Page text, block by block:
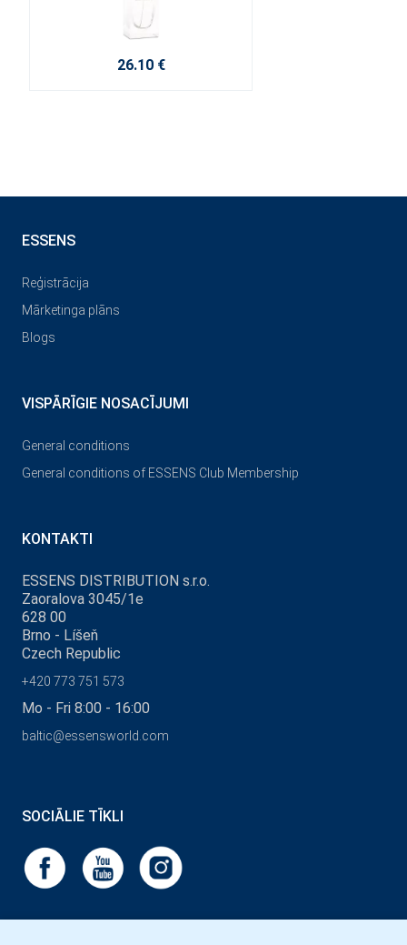
26.10 €
ESSENS
Reģistrācija
Mārketinga plāns
Blogs
VISPĀRĪGIE NOSACĪJUMI
General conditions
General conditions of ESSENS Club Membership
KONTAKTI
ESSENS DISTRIBUTION s.r.o.
Zaoralova 3045/1e
628 00
Brno - Líšeň
Czech Republic
+420 773 751 573
Mo - Fri 8:00 - 16:00
baltic@essensworld.com
SOCIĀLIE TĪKLI